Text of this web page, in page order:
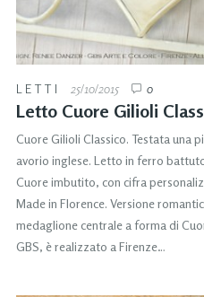
LETTI 25/10/2015 0
Letto Cuore Gilioli
Cuore Gilioli Classico. Testata una
avorio inglese. Letto in ferro
Cuore imbutito, con cifra
Made in Florence. Versione
medaglione centrale a forma di
GBS, è realizzato a Firenze…